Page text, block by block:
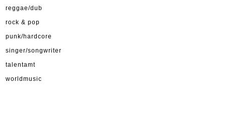
reggae/dub
rock & pop
punk/hardcore
singer/songwriter
talentamt
worldmusic